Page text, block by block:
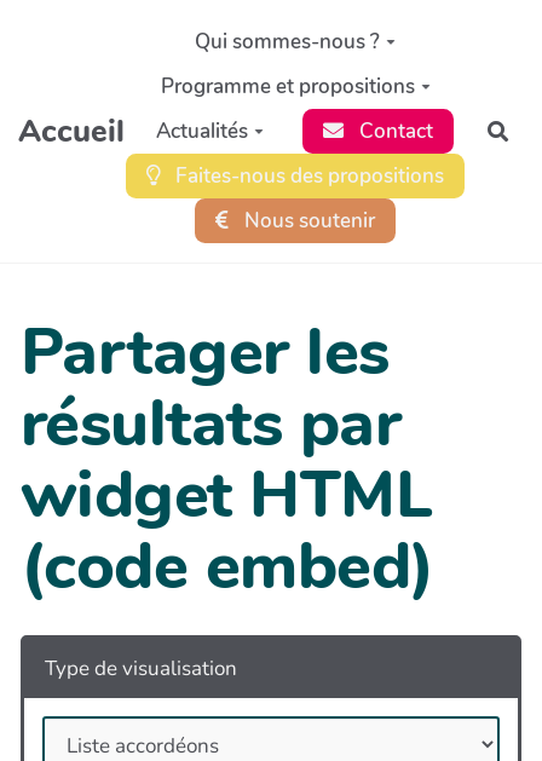
Aller au contenu principal
Accueil
Qui sommes-nous ?
Programme et propositions
Actualités
Contact
Faites-nous des propositions
Nous soutenir
Partager les
résultats par
widget HTML
(code embed)
Type de visualisation